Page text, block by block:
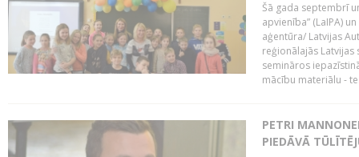
Šā gada septembrī
apvienība” (LaIPA)
aģentūra/ Latvijas
reģionālajās
semināros
mācību materiālu -
PETRI
PIEDĀVĀ